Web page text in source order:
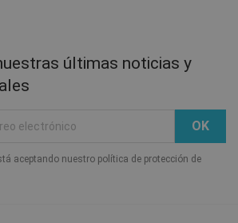
últimas noticias y
aceptando nuestro política de protección de